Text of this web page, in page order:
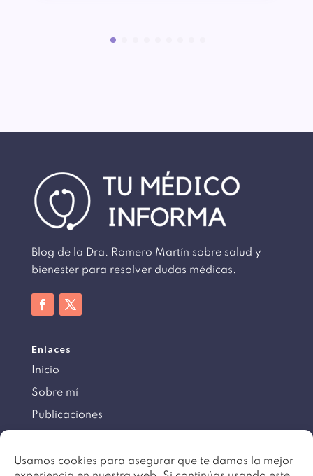
Usamos cookies para asegurar que te damos la mejor
Blog de la Dra. Romero Martín sobre salud y
bienester para resolver dudas médicas.
Enlaces
Inicio
Sobre mí
Publicaciones
Información